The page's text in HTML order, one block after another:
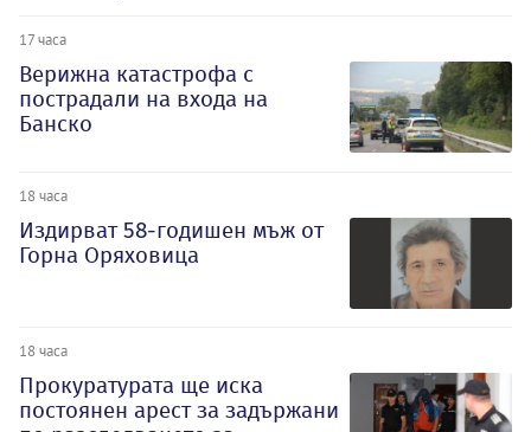
17 часа
Верижна катастрофа с
пострадали на входа на
Банско
18 часа
Издирват 58-годишен мъж от
Горна Оряховица
18 часа
Прокуратурата ще иска
постоянен арест за задържани